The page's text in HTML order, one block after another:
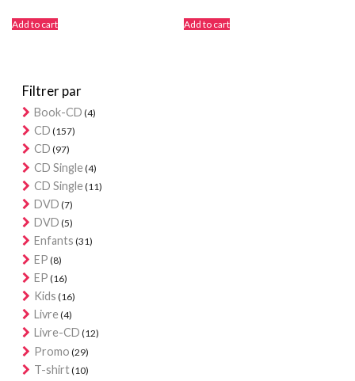
Add to cart Add to cart
Filtrer par
Book-CD (4)
CD (157)
CD (97)
CD Single(4)
CD Single(11)
DVD (7)
DVD (5)
Enfants (31)
EP (8)
EP (16)
Kids (16)
Livre(4)
Livre-CD (12)
Promo (29)
T-shirt(10)